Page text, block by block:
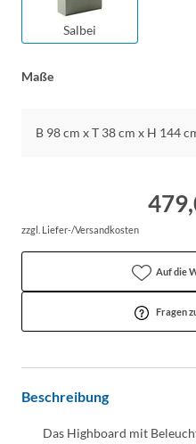
Salbei
Maße
B 98 cm x T 38 cm x H 144
zzgl. Liefer-/Versandkosten
Auf die
Fragen
Beschreibung
Das Highboard mit